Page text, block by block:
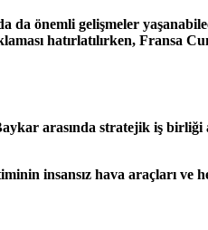
da önemli gelişmeler
hatırlatılırken,
arasında stratejik iş
insansız hava araçları